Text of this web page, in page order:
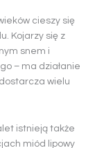
cieszy się
Kojarzy się z
snem i
– ma działanie
wielu
istnieją także
miód lipowy